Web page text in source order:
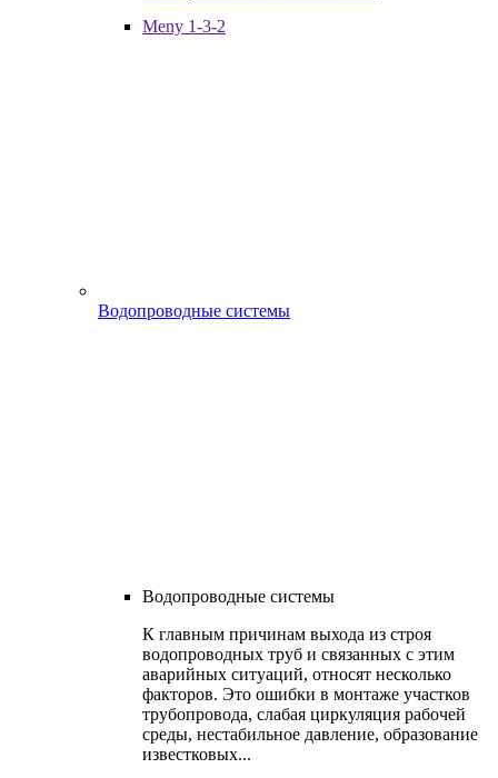
Meny 1-3-2
Водопроводные системы
Водопроводные системы
К главным причинам выхода из строя
водопроводных труб и связанных с этим
аварийных ситуаций, относят несколько
факторов. Это ошибки в монтаже участков
трубопровода, слабая циркуляция рабочей
среды, нестабильное давление, образование
известковых...